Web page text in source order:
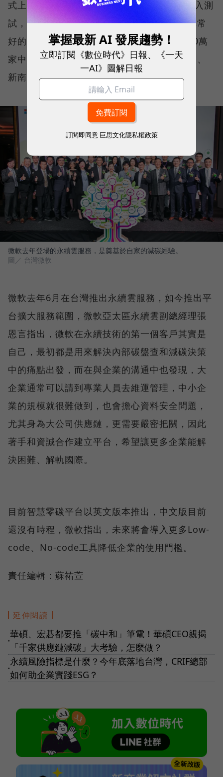
式上線，第一階段會在年底前達200家企業導入測
試，資誠執行董事錢家龍指出，台灣是一個非常
好的測試點，「因為是製造業大國，有超過30萬
家中小企業跟製造業有關，未來要發展新東向、
新南向都可以參考台灣的成功經驗」
微軟去年登場的永續雲服務，是奠基於自家的減碳經驗。
圖／ 台灣微軟
微軟去年6月在台灣推出永續雲服務，如今推出平
台擴大服務範圍，微軟亞太區永續雲副總經理張
恩言指出，微軟在永續技術的第一個客戶其實是
自己，最初都是用來解決內部碳盤查和減碳決策
中的痛點出發，而在與企業的溝通中也發現，大
企業通常可以請到專業人員去維運管理，中小企
業的規模就很難做到，也會擔心資料安全問題，
尤其身為大公司供應鏈，更需要嚴密把關，因此
著手和資誠合作建立平台，希望讓更多企業能解
決困難、解軌國際。
目前智慧零碳平台以英文版本推出，中文版目前
還沒有時程，微軟指出，未來將會導入更多Low-
code、No-code工具降低企業的使用門檻。
責任編輯：蘇祐萱
延伸閱讀
●
華碩、宏碁都要推「碳中和」筆電！華碩CEO親揭
「千家供應鏈減碳」大考驗，怎麼做？
●
永續風險指標是什麼？今年底落地台灣，CRIF總部
如何助企業實踐ESG？
掌握最新 AI 發展趨勢！
立即訂閱《數位時代》日報、《一天
一AI》圖解日報
訂閱即同意 巨思文化隱私權政策